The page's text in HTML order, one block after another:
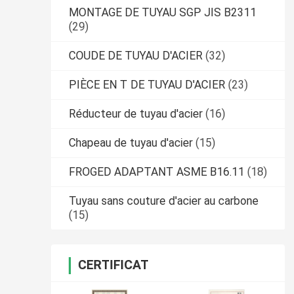
MONTAGE DE TUYAU SGP JIS B2311
(29)
COUDE DE TUYAU D'ACIER (32)
PIÈCE EN T DE TUYAU D'ACIER (23)
Réducteur de tuyau d'acier (16)
Chapeau de tuyau d'acier (15)
FROGED ADAPTANT ASME B16.11 (18)
Tuyau sans couture d'acier au carbone
(15)
CERTIFICAT